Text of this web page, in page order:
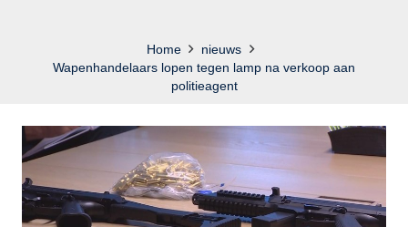
Home
nieuws
Wapenhandelaars lopen tegen lamp na verkoop aan
politieagent